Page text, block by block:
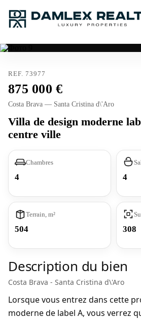
REF. 73977
875 000
Costa Brava — Santa Cristina d\'Aro
Villa de design moderne
centre ville
Chambres
4 4
Terrain, m²
504 308
Description du bien
Costa Brava - Santa Cristina d\'Aro
Lorsque vous entrez dans cette
moderne de label A, vous verrez